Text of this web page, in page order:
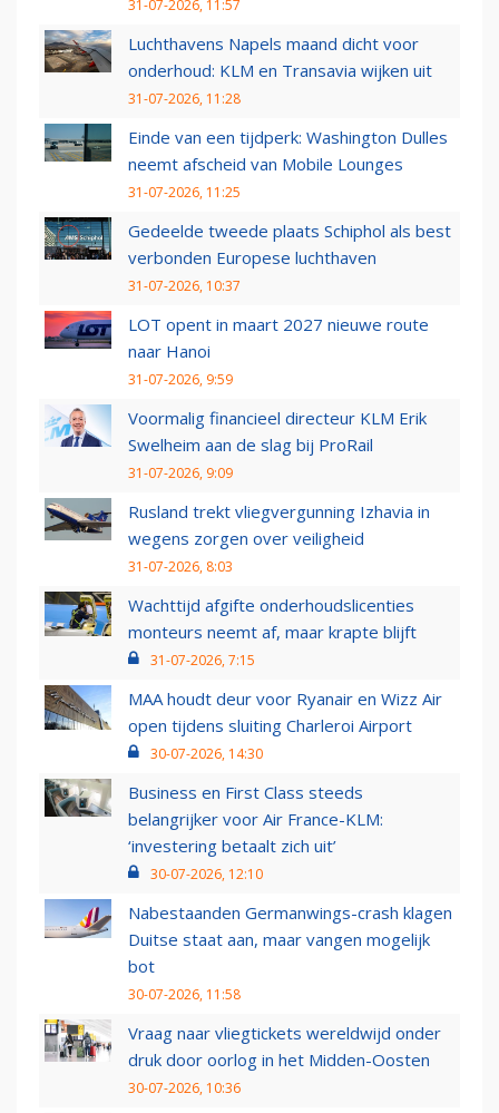
31-07-2026, 11:57
Luchthavens Napels maand dicht voor
onderhoud: KLM en Transavia wijken uit
31-07-2026, 11:28
Einde van een tijdperk: Washington Dulles
neemt afscheid van Mobile Lounges
31-07-2026, 11:25
Gedeelde tweede plaats Schiphol als best
verbonden Europese luchthaven
31-07-2026, 10:37
LOT opent in maart 2027 nieuwe route
naar Hanoi
31-07-2026, 9:59
Voormalig financieel directeur KLM Erik
Swelheim aan de slag bij ProRail
31-07-2026, 9:09
Rusland trekt vliegvergunning Izhavia in
wegens zorgen over veiligheid
31-07-2026, 8:03
Wachttijd afgifte onderhoudslicenties
monteurs neemt af, maar krapte blijft
31-07-2026, 7:15
MAA houdt deur voor Ryanair en Wizz Air
open tijdens sluiting Charleroi Airport
30-07-2026, 14:30
Business en First Class steeds
belangrijker voor Air France-KLM:
‘investering betaalt zich uit’
30-07-2026, 12:10
Nabestaanden Germanwings-crash klagen
Duitse staat aan, maar vangen mogelijk
bot
30-07-2026, 11:58
Vraag naar vliegtickets wereldwijd onder
druk door oorlog in het Midden-Oosten
30-07-2026, 10:36